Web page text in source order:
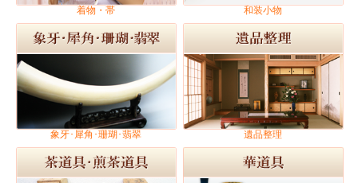
着物・帯 和装小物
象牙･犀角･珊瑚･翡翠 遺品整理